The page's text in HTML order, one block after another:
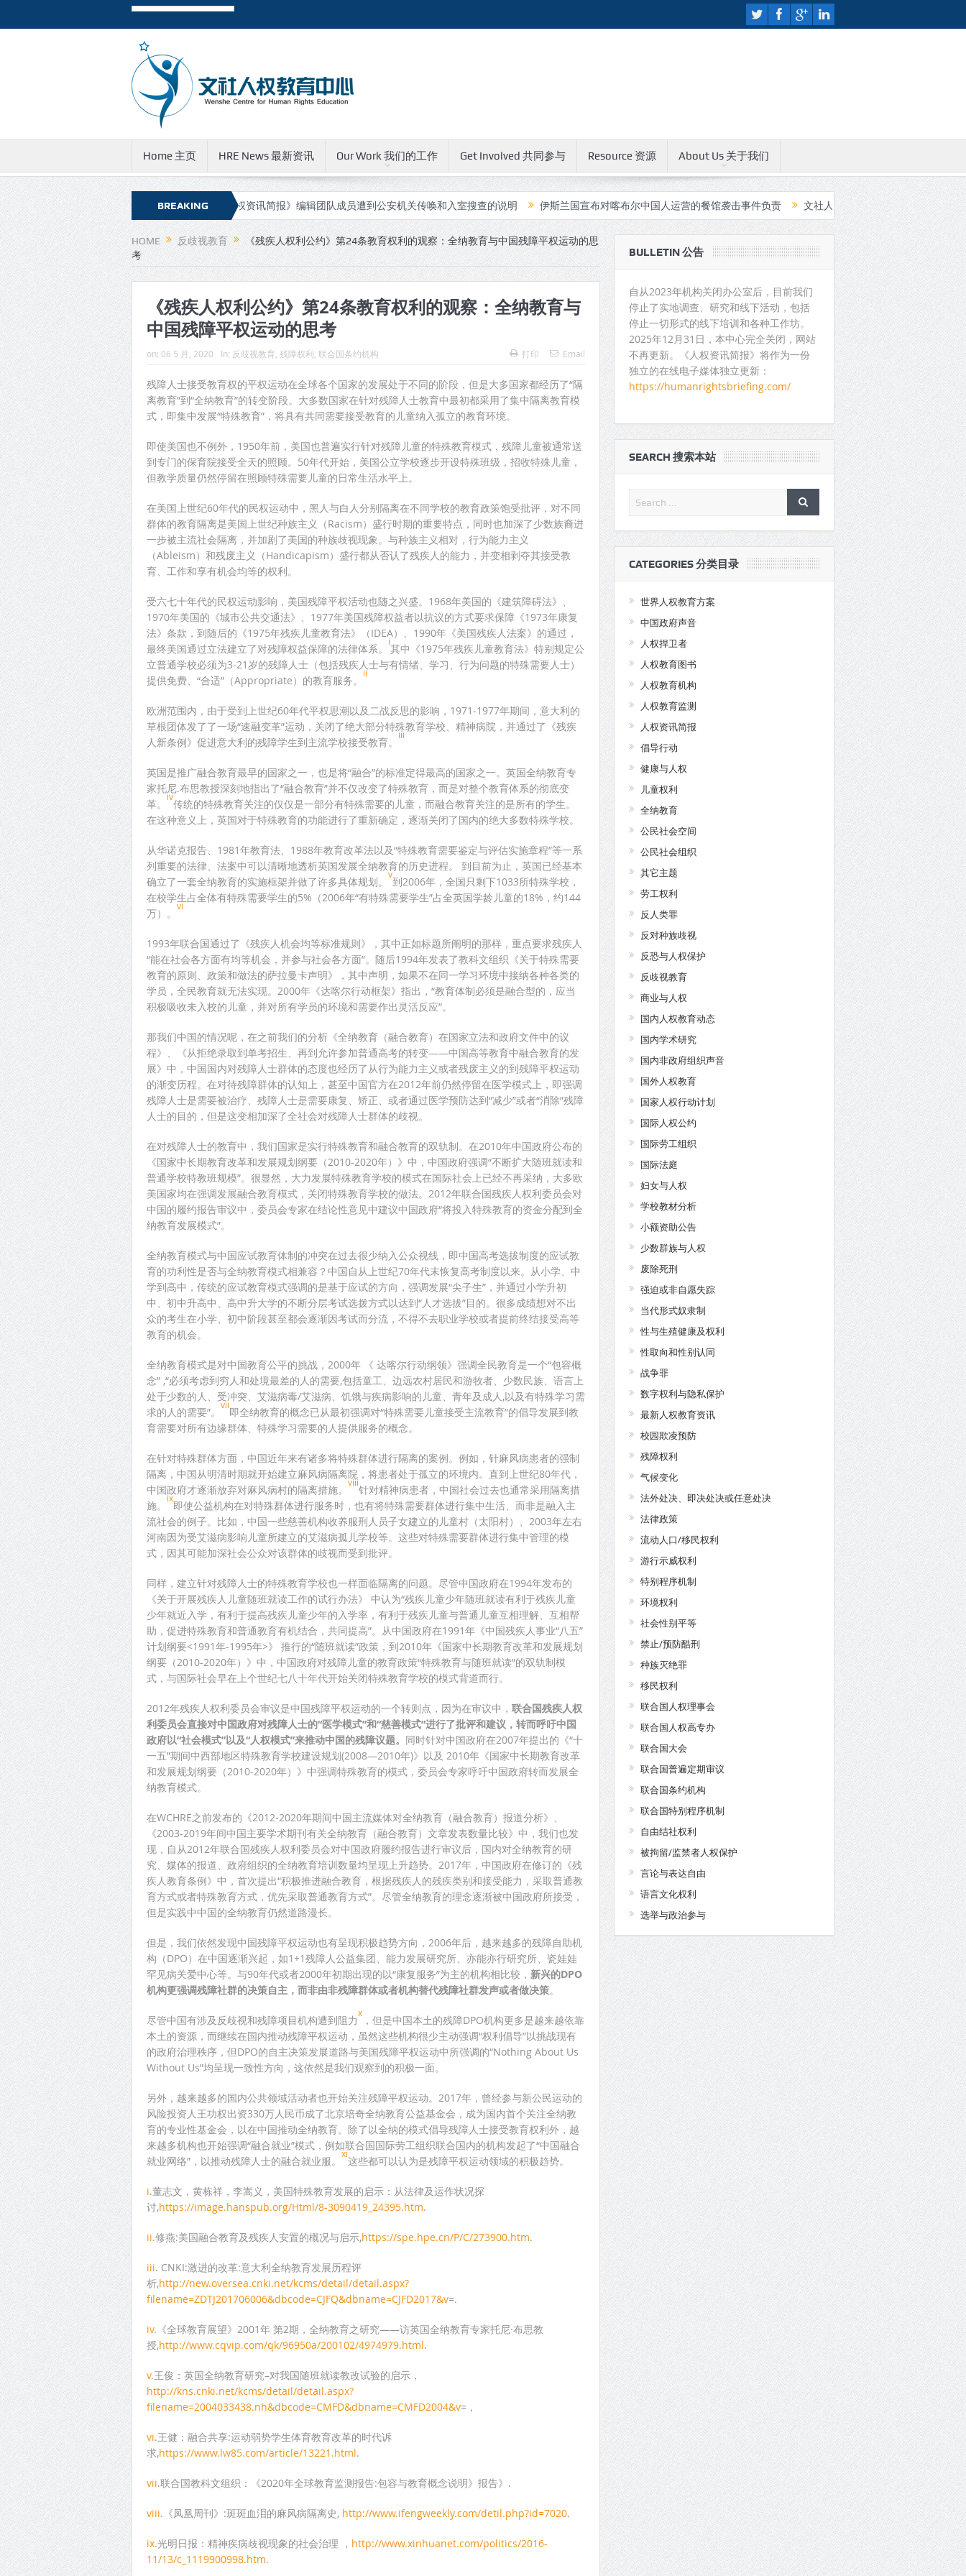
Home 主页 HRE News 最新资讯 Our Work 我们的工作 Get Involved 共同参与 Resource 资源 About Us 关于我们
BREAKING
NEWS
》新的网址和邮件地址 有关《人权资讯简报》编辑团队成员遭到公安机关传唤和入室搜查的说明 伊斯兰国宣布对喀布尔中国人运营的餐馆袭击事件负责 文社人权教育中心无限期关闭公告 中国支持
HOME 反歧视教育
《残疾人权利公约》第24条教育权利的观察：全纳教育与中国残障平权运动的思
考
《残疾人权利公约》第24条教育权利的观察：全纳教育与
中国残障平权运动的思考
on: 06 5 月, 2020 In: 反歧视教育 残障权利 联合国条约机构 打印 Email
残障人士接受教育权的平权运动在全球各个国家的发展处于不同的阶段，但是大多国家都经历了“隔
离教育”到“全纳教育”的转变阶段。大多数国家在针对残障人士教育中最初都采用了集中隔离教育模
式，即集中发展“特殊教育”，将具有共同需要接受教育的儿童纳入孤立的教育环境。
即使美国也不例外，1950年前，美国也普遍实行针对残障儿童的特殊教育模式，残障儿童被通常送
到专门的保育院接受全天的照顾。50年代开始，美国公立学校逐步开设特殊班级，招收特殊儿童，
但教学质量仍然停留在照顾特殊需要儿童的日常生活水平上。
在美国上世纪60年代的民权运动中，黑人与白人分别隔离在不同学校的教育政策饱受批评，对不同
群体的教育隔离是美国上世纪种族主义（Racism）盛行时期的重要特点，同时也加深了少数族裔进
一步被主流社会隔离，并加剧了美国的种族歧视现象。与种族主义相对，行为能力主义
（Ableism）和残废主义（Handicapism）盛行都从否认了残疾人的能力，并变相剥夺其接受教
育、工作和享有机会均等的权利。
受六七十年代的民权运动影响，美国残障平权活动也随之兴盛。1968年美国的《建筑障碍法》、
1970年美国的《城市公共交通法》、1977年美国残障权益者以抗议的方式要求保障《1973年康复
法》条款，到随后的《1975年残疾儿童教育法》（IDEA）、1990年《美国残疾人法案》的通过，
最终美国通过立法建立了对残障权益保障的法律体系。
i
其中《1975年残疾儿童教育法》特别规定公
立普通学校必须为3-21岁的残障人士（包括残疾人士与有情绪、学习、行为问题的特殊需要人士）
提供免费、“合适”（Appropriate）的教育服务。
ii
欧洲范围内，由于受到上世纪60年代平权思潮以及二战反思的影响，1971-1977年期间，意大利的
草根团体发了了一场“速融变革”运动，关闭了绝大部分特殊教育学校、精神病院，并通过了《残疾
人新条例》促进意大利的残障学生到主流学校接受教育。
iii
英国是推广融合教育最早的国家之一，也是将“融合”的标准定得最高的国家之一。英国全纳教育专
家托尼.布思教授深刻地指出了“融合教育”并不仅改变了特殊教育，而是对整个教育体系的彻底变
革。
iv
传统的特殊教育关注的仅仅是一部分有特殊需要的儿童，而融合教育关注的是所有的学生。
在这种意义上，英国对于特殊教育的功能进行了重新确定，逐渐关闭了国内的绝大多数特殊学校。
从华诺克报告、1981年教育法、1988年教育改革法以及“特殊教育需要鉴定与评估实施章程”等一系
列重要的法律、法案中可以清晰地透析英国发展全纳教育的历史进程。 到目前为止，英国已经基本
确立了一套全纳教育的实施框架并做了许多具体规划。
v
到2006年，全国只剩下1033所特殊学校，
在校学生占全体有特殊需要学生的5%（2006年“有特殊需要学生”占全英国学龄儿童的18%，约144
万）。
vi
1993年联合国通过了《残疾人机会均等标准规则》，其中正如标题所阐明的那样，重点要求残疾人
“能在社会各方面有均等机会，并参与社会各方面”。随后1994年发表了教科文组织《关于特殊需要
教育的原则、政策和做法的萨拉曼卡声明》，其中声明，如果不在同一学习环境中接纳各种各类的
学员，全民教育就无法实现。2000年《达喀尔行动框架》指出，“教育体制必须是融合型的，应当
积极吸收未入校的儿童，并对所有学员的环境和需要作出灵活反应”。
那我们中国的情况呢，在之前我们的分析《全纳教育（融合教育）在国家立法和政府文件中的议
程》、《从拒绝录取到单考招生、再到允许参加普通高考的转变——中国高等教育中融合教育的发
展》中，中国国内对残障人士群体的态度也经历了从行为能力主义或者残废主义的到残障平权运动
的渐变历程。在对待残障群体的认知上，甚至中国官方在2012年前仍然停留在医学模式上，即强调
残障人士是需要被治疗、残障人士是需要康复、矫正、或者通过医学预防达到“减少”或者“消除”残障
人士的目的，但是这变相加深了全社会对残障人士群体的歧视。
在对残障人士的教育中，我们国家是实行特殊教育和融合教育的双轨制。在2010年中国政府公布的
《国家中长期教育改革和发展规划纲要（2010-2020年）》中，中国政府强调“不断扩大随班就读和
普通学校特教班规模”。很显然，大力发展特殊教育学校的模式在国际社会上已经不再采纳，大多欧
美国家均在强调发展融合教育模式，关闭特殊教育学校的做法。2012年联合国残疾人权利委员会对
中国的履约报告审议中，委员会专家在结论性意见中建议中国政府“将投入特殊教育的资金分配到全
纳教育发展模式”。
全纳教育模式与中国应试教育体制的冲突在过去很少纳入公众视线，即中国高考选拔制度的应试教
育的功利性是否与全纳教育模式相兼容？中国自从上世纪70年代末恢复高考制度以来。从小学、中
学到高中，传统的应试教育模式强调的是基于应试的方向，强调发展“尖子生”，并通过小学升初
中、初中升高中、高中升大学的不断分层考试选拨方式以达到“人才选拔”目的。很多成绩想对不出
众的考生在小学、初中阶段甚至都会逐渐因考试而分流，不得不去职业学校或者提前终结接受高等
教育的机会。
全纳教育模式是对中国教育公平的挑战，2000年 《 达喀尔行动纲领》强调全民教育是一个“包容概
念” ,“必须考虑到穷人和处境最差的人的需要,包括童工、边远农村居民和游牧者、少数民族、语言上
处于少数的人、受冲突、艾滋病毒/艾滋病、饥饿与疾病影响的儿童、青年及成人,以及有特殊学习需
求的人的需要”。
vii
即全纳教育的概念已从最初强调对“特殊需要儿童接受主流教育”的倡导发展到教
育需要对所有边缘群体、特殊学习需要的人提供服务的概念。
在针对特殊群体方面，中国近年来有诸多将特殊群体进行隔离的案例。例如，针麻风病患者的强制
隔离，中国从明清时期就开始建立麻风病隔离院，将患者处于孤立的环境内。直到上世纪80年代，
中国政府才逐渐放弃对麻风病村的隔离措施。
viii
针对精神病患者，中国社会过去也通常采用隔离措
施。
ix
即使公益机构在对特殊群体进行服务时，也有将特殊需要群体进行集中生活、而非是融入主
流社会的例子。比如，中国一些慈善机构收养服刑人员子女建立的儿童村（太阳村）、2003年左右
河南因为受艾滋病影响儿童所建立的艾滋病孤儿学校等。这些对特殊需要群体进行集中管理的模
式，因其可能加深社会公众对该群体的歧视而受到批评。
同样，建立针对残障人士的特殊教育学校也一样面临隔离的问题。尽管中国政府在1994年发布的
《关于开展残疾人儿童随班就读工作的试行办法》 中认为“残疾儿童少年随班就读有利于残疾儿童
少年就近入学，有利于提高残疾儿童少年的入学率，有利于残疾儿童与普通儿童互相理解、互相帮
助，促进特殊教育和普通教育有机结合，共同提高”。从中国政府在1991年《中国残疾人事业“八五”
计划纲要<1991年-1995年>》 推行的“随班就读”政策，到2010年《国家中长期教育改革和发展规划
纲要（2010-2020年）》中，中国政府对残障儿童的教育政策“特殊教育与随班就读”的双轨制模
式，与国际社会早在上个世纪七八十年代开始关闭特殊教育学校的模式背道而行。
2012年残疾人权利委员会审议是中国残障平权运动的一个转则点，因为在审议中， 联合国残疾人权
利委员会直接对中国政府对残障人士的“医学模式”和“慈善模式”进行了批评和建议，转而呼吁中国
政府以“社会模式”以及“人权模式”来推动中国的残障议题。 同时针对中国政府在2007年提出的《“十
一五”期间中西部地区特殊教育学校建设规划(2008—2010年)》以及 2010年《国家中长期教育改革
和发展规划纲要（2010-2020年）》中强调特殊教育的模式，委员会专家呼吁中国政府转而发展全
纳教育模式。
在WCHRE之前发布的《2012-2020年期间中国主流媒体对全纳教育（融合教育）报道分析》、
《2003-2019年间中国主要学术期刊有关全纳教育（融合教育）文章发表数量比较》中，我们也发
现，自从2012年联合国残疾人权利委员会对中国政府履约报告进行审议后，国内对全纳教育的研
究、媒体的报道、政府组织的全纳教育培训数量均呈现上升趋势。2017年，中国政府在修订的《残
疾人教育条例》中，首次提出“积极推进融合教育，根据残疾人的残疾类别和接受能力，采取普通教
育方式或者特殊教育方式，优先采取普通教育方式”。尽管全纳教育的理念逐渐被中国政府所接受，
但是实践中中国的全纳教育仍然道路漫长。
但是，我们依然发现中国残障平权运动也有呈现积极趋势方向，2006年后，越来越多的残障自助机
构（DPO）在中国逐渐兴起，如1+1残障人公益集团、能力发展研究所、亦能亦行研究所、瓷娃娃
罕见病关爱中心等。与90年代或者2000年初期出现的以“康复服务”为主的机构相比较， 新兴的DPO
机构更强调残障社群的决策自主，而非由非残障群体或者机构替代残障社群发声或者做决策。
尽管中国有涉及反歧视和残障项目机构遭到阻力
x
，但是中国本土的残障DPO机构更多是越来越依靠
本土的资源，而继续在国内推动残障平权运动，虽然这些机构很少主动强调“权利倡导”以挑战现有
的政府治理秩序，但DPO的自主决策发展道路与美国残障平权运动中所强调的“Nothing About Us
Without Us”均呈现一致性方向，这依然是我们观察到的积极一面。
另外，越来越多的国内公共领域活动者也开始关注残障平权运动。2017年，曾经参与新公民运动的
风险投资人王功权出资330万人民币成了北京培奇全纳教育公益基金会，成为国内首个关注全纳教
育的专业性基金会，以在中国推动全纳教育。除了以全纳的模式倡导残障人士接受教育权利外，越
来越多机构也开始强调“融合就业”模式，例如联合国国际劳工组织联合国内的机构发起了“中国融合
就业网络”，以推动残障人士的融合就业服。
xi
这些都可以认为是残障平权运动领域的积极趋势。
i.董志文，黄栋祥，李嵩义，美国特殊教育发展的启示：从法律及运作状况探
讨,https://image.hanspub.org/Html/8-3090419_24395.htm.
ii.修燕:美国融合教育及残疾人安置的概况与启示,https://spe.hpe.cn/P/C/273900.htm.
iii. CNKI:激进的改革:意大利全纳教育发展历程评
析,http://new.oversea.cnki.net/kcms/detail/detail.aspx?
filename=ZDTJ201706006&dbcode=CJFQ&dbname=CJFD2017&v=.
iv.《全球教育展望》2001年 第2期，全纳教育之研究——访英国全纳教育专家托尼·布思教
授,http://www.cqvip.com/qk/96950a/200102/4974979.html.
v.王俊：英国全纳教育研究–对我国随班就读教改试验的启示，
http://kns.cnki.net/kcms/detail/detail.aspx?
filename=2004033438.nh&dbcode=CMFD&dbname=CMFD2004&v=，
vi.王健：融合共享:运动弱势学生体育教育改革的时代诉
求,https://www.lw85.com/article/13221.html.
vii.联合国教科文组织：《2020年全球教育监测报告:包容与教育概念说明》报告》.
viii.《凤凰周刊》:斑斑血泪的麻风病隔离史, http://www.ifengweekly.com/detil.php?id=7020.
ix.光明日报：精神疾病歧视现象的社会治理 ， http://www.xinhuanet.com/politics/2016-
11/13/c_1119900998.htm.
BULLETIN 公告
自从2023年机构关闭办公室后，目前我们
停止了实地调查、研究和线下活动，包括
停止一切形式的线下培训和各种工作坊。
2025年12月31日，本中心完全关闭，网站
不再更新。《人权资讯简报》将作为一份
独立的在线电子媒体独立更新：
https://humanrightsbriefing.com/
SEARCH 搜索本站
CATEGORIES 分类目录
世界人权教育方案
中国政府声音
人权捍卫者
人权教育图书
人权教育机构
人权教育监测
人权资讯简报
倡导行动
健康与人权
儿童权利
全纳教育
公民社会空间
公民社会组织
其它主题
劳工权利
反人类罪
反对种族歧视
反恐与人权保护
反歧视教育
商业与人权
国内人权教育动态
国内学术研究
国内非政府组织声音
国外人权教育
国家人权行动计划
国际人权公约
国际劳工组织
国际法庭
妇女与人权
学校教材分析
小额资助公告
少数群族与人权
废除死刑
强迫或非自愿失踪
当代形式奴隶制
性与生殖健康及权利
性取向和性别认同
战争罪
数字权利与隐私保护
最新人权教育资讯
校园欺凌预防
残障权利
气候变化
法外处决、即决处决或任意处决
法律政策
流动人口/移民权利
游行示威权利
特别程序机制
环境权利
社会性别平等
禁止/预防酷刑
种族灭绝罪
移民权利
联合国人权理事会
联合国人权高专办
联合国大会
联合国普遍定期审议
联合国条约机构
联合国特别程序机制
自由结社权利
被拘留/监禁者人权保护
言论与表达自由
语言文化权利
选举与政治参与